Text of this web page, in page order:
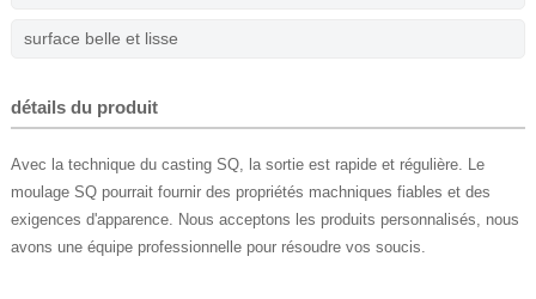
surface belle et lisse
détails du produit
Avec la technique du casting SQ, la sortie est rapide et régulière. Le
moulage SQ pourrait fournir des propriétés machniques fiables et des
exigences d'apparence. Nous acceptons les produits personnalisés, nous
avons une équipe professionnelle pour résoudre vos soucis.